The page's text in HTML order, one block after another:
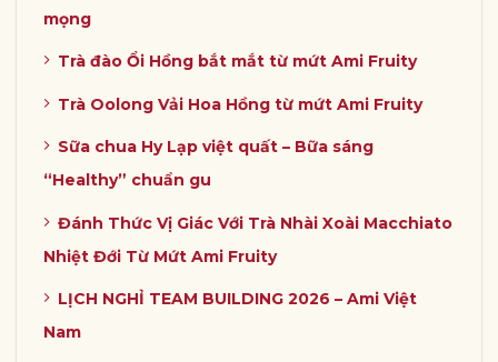
mọng
Trà đào Ổi Hồng bắt mắt từ mứt Ami Fruity
Trà Oolong Vải Hoa Hồng từ mứt Ami Fruity
Sữa chua Hy Lạp việt quất – Bữa sáng
“Healthy” chuẩn gu
Đánh Thức Vị Giác Với Trà Nhài Xoài Macchiato
Nhiệt Đới Từ Mứt Ami Fruity
LỊCH NGHỈ TEAM BUILDING 2026 – Ami Việt
Nam